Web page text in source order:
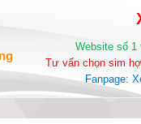
Website số 1
Tư vấn chọn sim
Fanpage: